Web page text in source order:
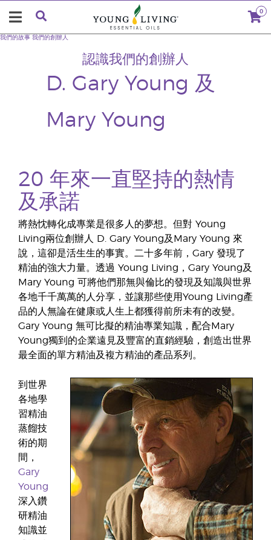
0
認識我們的創辦人
D. Gary Young 及
Mary Young
我們的故事 我們的創辦人
20 年來一直堅持的熱情
及承諾
將熱忱轉化成專業是很多人的夢想。但對 Young
Living兩位創辦人 D. Gary Young及Mary Young 來
說，這卻是活生生的事實。二十多年前，Gary 發現了
精油的強大力量。透過 Young Living，Gary Young及
Mary Young 可將他們那無與倫比的發現及知識與世界
各地千千萬萬的人分享，並讓那些使用Young Living產
品的人無論在健康或人生上都獲得前所未有的改變。
Gary Young 無可比擬的精油專業知識，配合Mary
Young獨到的企業遠見及豐富的直銷經驗，創造出世界
最全面的單方精油及複方精油的產品系列。
到世界
各地學
習精油
蒸餾技
術的期
間，
Gary
Young
深入鑽
研精油
知識並